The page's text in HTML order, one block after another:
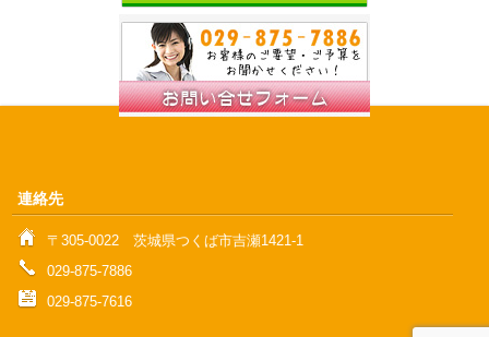
連絡先
〒305‐0022 茨城県つくば市吉瀬1421‐1
029-875-7886
029-875-7616